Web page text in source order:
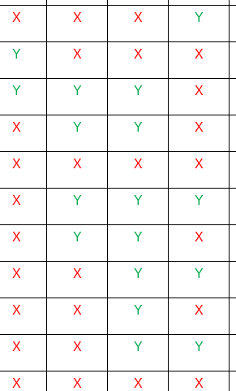
X X X Y
Y X X X
Y Y Y X
X Y Y X
X X X X
X Y Y Y
X Y Y X
X X Y Y
X X Y X
X X Y Y
X X X X